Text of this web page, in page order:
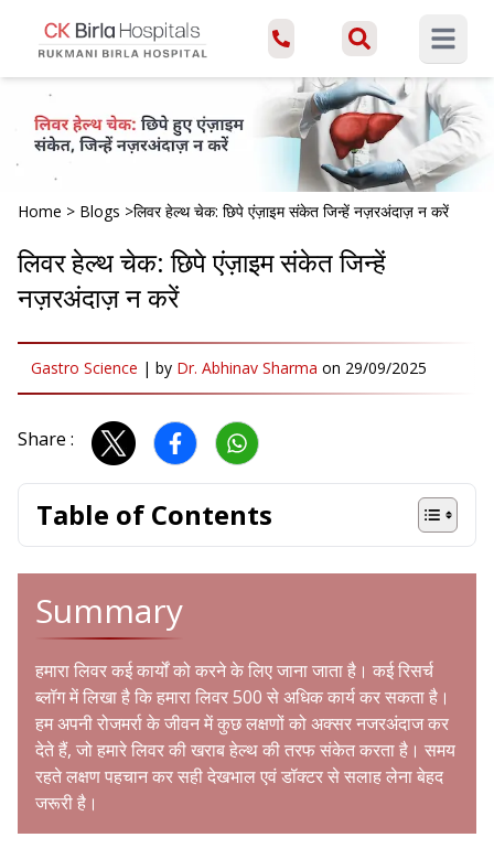
Open
Home > Blogs >लिवर हेल्थ चेक: छिपे एंज़ाइम संकेत जिन्हें नज़रअंदाज़ न करें
लिवर हेल्थ चेक: छिपे एंज़ाइम संकेत जिन्हें
नज़रअंदाज़ न करें
Gastro Science | by Dr. Abhinav Sharma on 29/09/2025
Share :
Table of Contents
Summary
हमारा लिवर कई कार्यों को करने के लिए जाना जाता है। कई रिसर्च
ब्लॉग में लिखा है कि हमारा लिवर 500 से अधिक कार्य कर सकता है।
हम अपनी रोजमर्रा के जीवन में कुछ लक्षणों को अक्सर नजरअंदाज कर
देते हैं, जो हमारे लिवर की खराब हेल्थ की तरफ संकेत करता है। समय
रहते लक्षण पहचान कर सही देखभाल एवं डॉक्टर से सलाह लेना बेहद
जरूरी है।